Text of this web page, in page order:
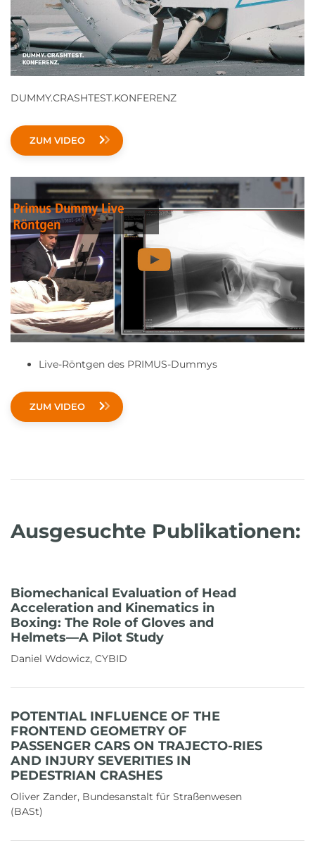
DUMMY.CRASHTEST.KONFERENZ
ZUM VIDEO
Live-Röntgen des PRIMUS-Dummys
ZUM VIDEO
Ausgesuchte Publikationen:
Biomechanical Evaluation of Head
Acceleration and Kinematics in
Boxing: The Role of Gloves and
Helmets—A Pilot Study
Daniel Wdowicz, CYBID
POTENTIAL INFLUENCE OF THE
FRONTEND GEOMETRY OF
PASSENGER CARS ON TRAJECTO-RIES
AND INJURY SEVERITIES IN
PEDESTRIAN CRASHES
Oliver Zander, Bundesanstalt für Straßenwesen
(BASt)